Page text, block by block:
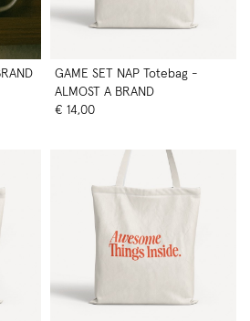
GAME SET NAP Totebag -
ALMOST A BRAND
€ 14,00